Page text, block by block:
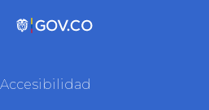
Accesibilidad